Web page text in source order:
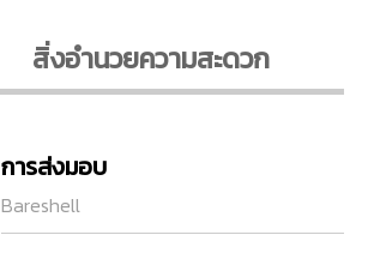
สิ่งอํานวยความสะดวก
การส่งมอบ
Bareshell